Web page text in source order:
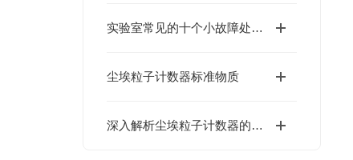
实验室常见的十个小故障处理方法
尘埃粒子计数器标准物质
深入解析尘埃粒子计数器的光路系统与散射角设计